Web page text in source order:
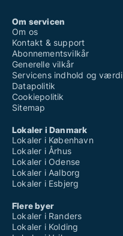
Om servicen
Om os
Kontakt & support
Abonnementsvilkår
Generelle vilkår
Servicens indhold og værdi
Datapolitik
Cookiepolitik
Sitemap
Lokaler i Danmark
Lokaler i København
Lokaler i Århus
Lokaler i Odense
Lokaler i Aalborg
Lokaler i Esbjerg
Flere byer
Lokaler i Randers
Lokaler i Kolding